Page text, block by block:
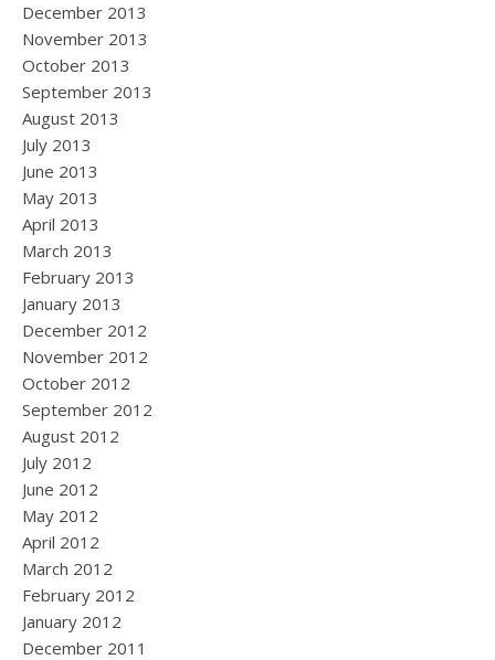
December 2013
November 2013
October 2013
September 2013
August 2013
July 2013
June 2013
May 2013
April 2013
March 2013
February 2013
January 2013
December 2012
November 2012
October 2012
September 2012
August 2012
July 2012
June 2012
May 2012
April 2012
March 2012
February 2012
January 2012
December 2011